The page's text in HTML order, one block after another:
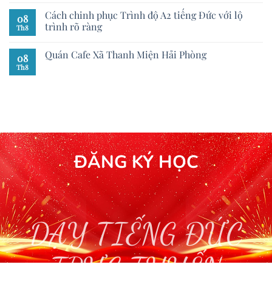
08
Th8
Cách chinh phục Trình độ A2 tiếng Đức với lộ
trình rõ ràng
08
Th8
Quán Cafe Xã Thanh Miện Hải Phòng
ĐĂNG KÝ HỌC
DẠY TIẾNG ĐỨC
TRỰC TUYẾN